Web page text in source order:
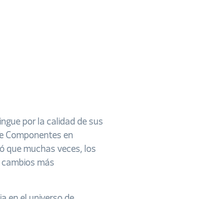
por la calidad de sus
Componentes en
que muchas veces, los
más